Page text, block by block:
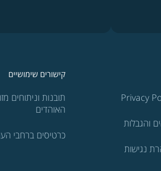
Privacy
והגבלות
נגישות
קישורים שימושיים
תובנות וניתוחים
האוהדים
כרטיסים ברחבי